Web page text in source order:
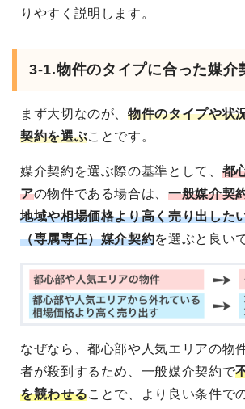
りやすく説明します。
3-1.物件のタイプに合った媒介
まず大切なのが、物件のタイプや状
契約を選ぶことです。
媒介契約を選ぶ際の基準として、 都
アの物件である場合は、一般媒介契
地域や相場価格より高く売り出した
（専属専任）媒介契約を選ぶと良い
なぜなら、都心部や人気エリアの物
者が殺到するため、一般媒介契約で
を競わせることで、より良い条件で